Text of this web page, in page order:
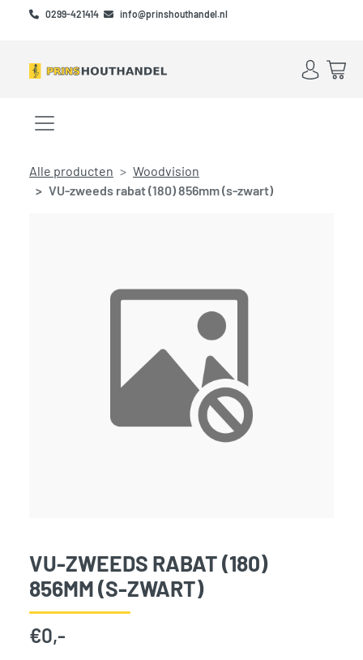
Skip to main content
Skip to footer
0299-421414 info@prinshouthandel.nl
Account
Menu openen/sluiten
Alle producten
Woodvision
VU-zweeds rabat (180) 856mm (s-zwart)
VU-ZWEEDS RABAT (180)
856MM (S-ZWART)
€0,-